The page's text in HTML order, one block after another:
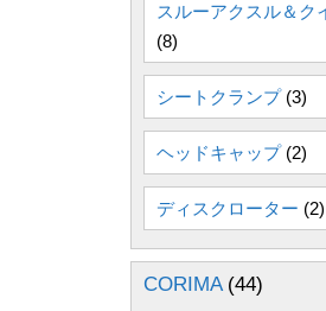
スルーアクスル＆ク
(8)
シートクランプ(3)
ヘッドキャップ(2)
ディスクローター (2)
CORIMA(44)